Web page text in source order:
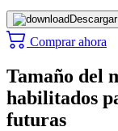
Comprar ahora
Tamaño del
habilitados
futuras